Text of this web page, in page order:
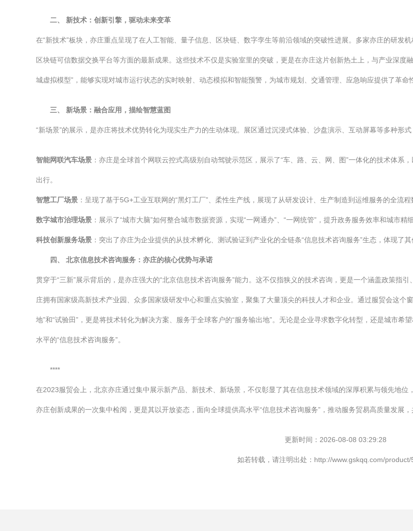
二、 新技术：创新引擎，驱动未来变革
在“新技术”板块，亦庄重点呈现了在人工智能、量子信息、区块链、数字孪生等前沿领域的突破性进展。多家亦庄的研发
区块链可信数据交换平台等方面的最新成果。这些技术不仅是实验室里的突破，更是在亦庄这片创新热土上，与产业深度
城虚拟模型”，能够实现对城市运行状态的实时映射、动态模拟和智能预警，为城市规划、交通管理、应急响应提供了革命
三、 新场景：融合应用，描绘智慧蓝图
“新场景”的展示，是亦庄将技术优势转化为现实生产力的生动体现。展区通过沉浸式体验、沙盘演示、互动屏幕等多种形
智能网联汽车场景 ：亦庄是全球首个网联云控式高级别自动驾驶示范区，展示了“车、路、云、网、图”一体化的技术体
出行。
智慧工厂场景 ：呈现了基于5G+工业互联网的“黑灯工厂”、柔性生产线，展现了从研发设计、生产制造到运维服务的全流程
数字城市治理场景 ：展示了“城市大脑”如何整合城市数据资源，实现“一网通办”、“一网统管”，提升政务服务效率和城市精
科技创新服务场景 ：突出了亦庄为企业提供的从技术孵化、测试验证到产业化的全链条“信息技术咨询服务”生态，体现了
四、 北京信息技术咨询服务：亦庄的核心优势与承诺
贯穿于“三新”展示背后的，是亦庄强大的“北京信息技术咨询服务”能力。这不仅指狭义的技术咨询，更是一个涵盖政策指
庄拥有国家级高新技术产业园、众多国家级研发中心和重点实验室，聚集了大量顶尖的科技人才和企业。通过服贸会这个
地”和“试验田”，更是将技术转化为解决方案、服务于全球客户的“服务输出地”。无论是企业寻求数字化转型，还是城市
水平的“信息技术咨询服务”。
****
在2023服贸会上，北京亦庄通过集中展示新产品、新技术、新场景，不仅彰显了其在信息技术领域的深厚积累与领先地
亦庄创新成果的一次集中检阅，更是其以开放姿态，面向全球提供高水平“信息技术咨询服务”，推动服务贸易高质量发展，
更新时间：2026-08-08 03:29:28
如若转载，请注明出处：http://www.gskqq.com/product/